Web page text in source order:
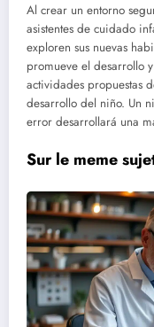
Al crear un entorno
asistentes de cuidado
exploren sus nuevas
promueve el desarrollo
actividades propuestas
desarrollo del niño. Un
error desarrollará una
Sur le meme